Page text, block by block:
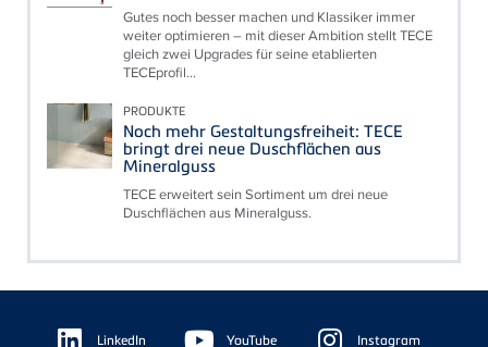
Gutes noch besser machen und Klassiker immer
weiter optimieren – mit dieser Ambition stellt TECE
gleich zwei Upgrades für seine etablierten
TECEprofil...
PRODUKTE
Noch mehr Gestaltungsfreiheit: TECE
bringt drei neue Duschflächen aus
Mineralguss
TECE erweitert sein Sortiment um drei neue
Duschflächen aus Mineralguss.
Floating
LinkedIn YouTube Instagram